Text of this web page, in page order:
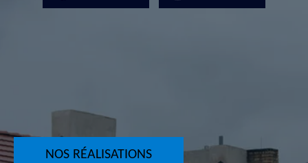
NOS RÉALISATIONS